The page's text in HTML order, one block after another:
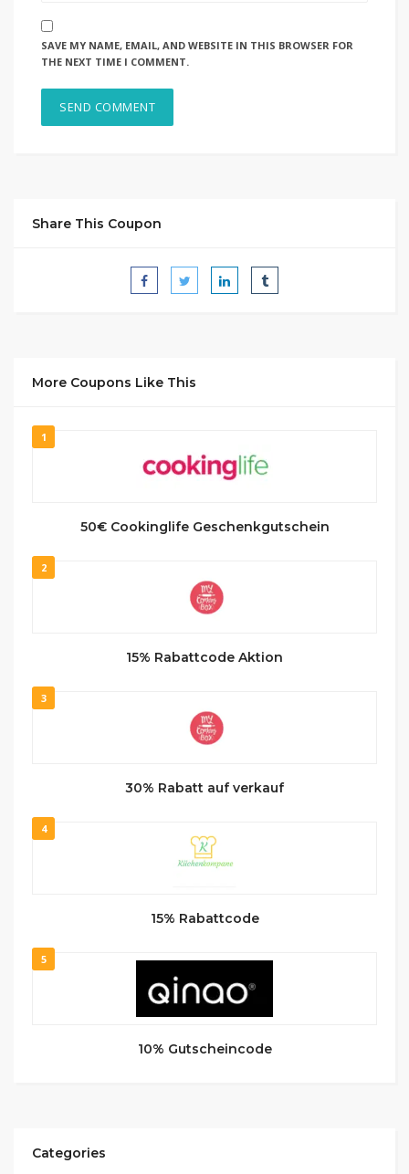
SAVE MY NAME, EMAIL, AND WEBSITE IN THIS BROWSER FOR
THE NEXT TIME I COMMENT.
Share This Coupon
More Coupons Like This
1
50€ Cookinglife Geschenkgutschein
2
15% Rabattcode Aktion
3
30% Rabatt auf verkauf
4
15% Rabattcode
5
10% Gutscheincode
Categories